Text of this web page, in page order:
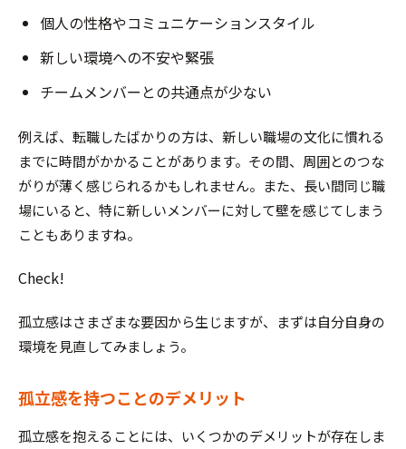
個人の性格やコミュニケーションスタイル
新しい環境への不安や緊張
チームメンバーとの共通点が少ない
例えば、転職したばかりの方は、新しい職場の文化に慣れる
までに時間がかかることがあります。その間、周囲とのつな
がりが薄く感じられるかもしれません。また、長い間同じ職
場にいると、特に新しいメンバーに対して壁を感じてしまう
こともありますね。
Check!
孤立感はさまざまな要因から生じますが、まずは自分自身の
環境を見直してみましょう。
孤立感を持つことのデメリット
孤立感を抱えることには、いくつかのデメリットが存在しま